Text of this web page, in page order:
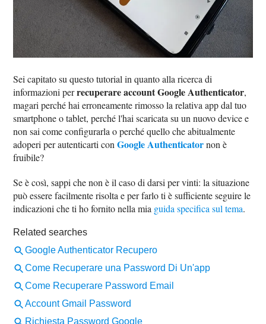
Sei capitato su questo tutorial in quanto alla ricerca di
informazioni perrecuperare account Google Authenticator,
magari perché hai erroneamente rimosso la relativa app dal tuo
smartphone o tablet, perché l'hai scaricata su un nuovo device e
non sai come configurarla o perché quello che abitualmente
adoperi per autenticarti conGoogle Authenticatornon è
fruibile?
Se è così, sappi che non è il caso di darsi per vinti: la situazione
può essere facilmente risolta e per farlo ti è sufficiente seguire le
indicazioni che ti ho fornito nella mia guida specifica sul tema.